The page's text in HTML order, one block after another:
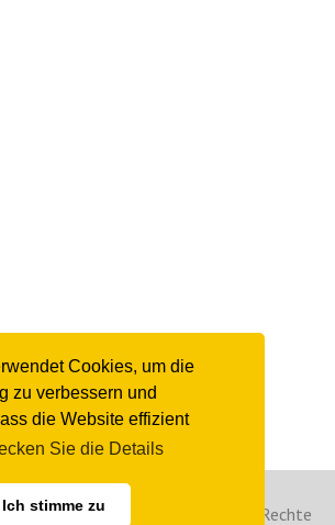
Cookies, um die
zu verbessern und
die Website effizient
Sie die Details
Ich stimme zuNachrichtenagentur. Alle Rechte